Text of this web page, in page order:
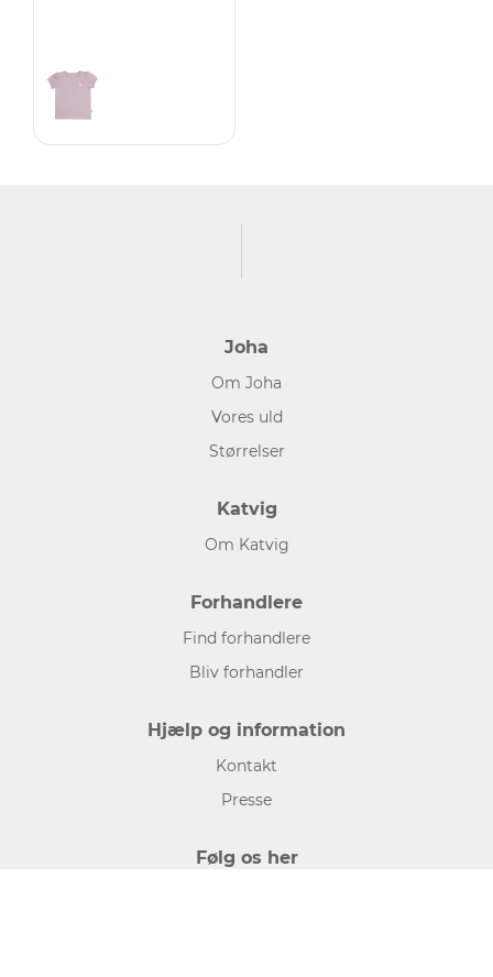
Joha
Om Joha
Vores uld
Størrelser
Katvig
Om Katvig
Forhandlere
Find forhandlere
Bliv forhandler
Hjælp og information
Kontakt
Presse
Følg os her